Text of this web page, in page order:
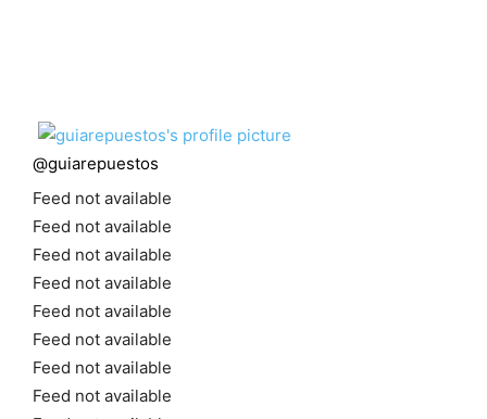
@guiarepuestos
Feed not available
Feed not available
Feed not available
Feed not available
Feed not available
Feed not available
Feed not available
Feed not available